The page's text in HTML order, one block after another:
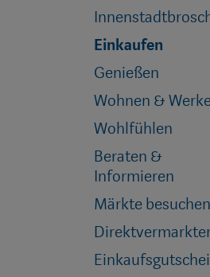
Einkaufen
Genießen
Wohnen &
Wohlfühlen
Beraten &
Informieren
Märkte besuchen